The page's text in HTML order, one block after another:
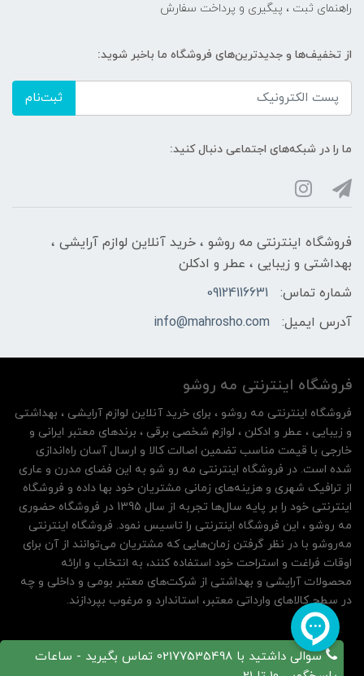
راهنمای ثبت ، پیگیری و پرداخت سفارش
از تخفیف‌ها و جدیدترین‌های فروشگاه ما باخبر شوید:
ثبت‌نام
ما را در شبکه‌های اجتماعی دنبال کنید:
فروشگاه اینترنتی مه‌ رو‌شو ، خرید آنلاین لوازم آرایشی ،
بهداشتی و زیبایی ، عطر و ادکلن
شماره تماس:
09124116631
آدرس ایمیل:
info@mahrosho.com
سوالی داشتید با 02177535498 تماس بگیرید - ساعات
فروشگاه اینترنتی مه‌ رو‌شو
فروشگاه اینترنتی مه‌ رو‌شو ، برای خرید آنلاین لوازم آرایشی ، بهداشتی
و زیبایی ، عطر و ادکلن ، لوازم شخصی برقی ، برندهای معتبر ایرانی و
خارجی با قیمت مناسب تضمین اصالت کالا و ارسال آسان راه‌اندازی
شده است. در فروشگاه اینترنتی مه رو شو به این فضای مدرن و عاری
از ترافیک شهری و هزینه‌های زمانی مشتریان خود بها داده و فروشگاه
اینترنتی خود را بر پایه سال‌ها تجربه از سال 1395 در فروشگاه حضوری
مه روشو ، این فروشگاه اینترنتی را تاسیس نمود. فروشگاه اینترنتی
مه‌رو‌شو با در نظر گرفتن زمان‌هایی که مشتریان می‌توانند از آن‌ برای
اوقات فراغت و استراحت خود استفاده کنند، به انتخاب و ارائه
محصولات آرایشی و بهداشتی از شرکت‌های معتبر بومی و داخلی و چه
در سطح کالاهای وارداتی معتبر، استاندارد و مرغوب بپردازند.